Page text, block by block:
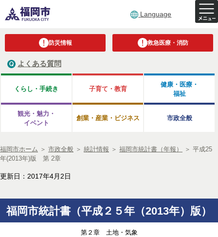
Language
防災情報 救急医療・消防
よくある質問
くらし・手続き 子育て・教育
健康・医療・
福祉
観光・魅力・
イベント
創業・産業・ビジネス 市政全般
福岡市ホーム ＞ 市政全般 ＞ 統計情報 ＞ 福岡市統計書（年報） ＞ 平成25
年(2013年)版 第 2章
更新日：2017年4月2日
福岡市統計書（平成２５年（2013年）版）
第２章 土地・気象